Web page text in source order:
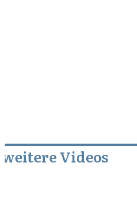
weitere Videos